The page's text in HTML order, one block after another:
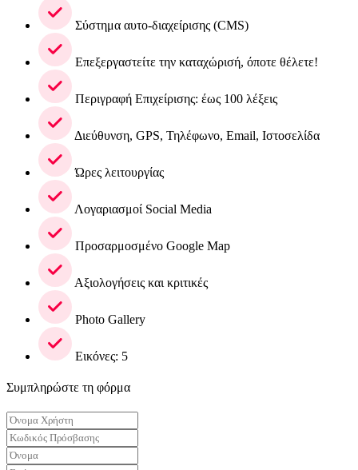
Σύστημα αυτο-διαχείρισης (CMS)
Επεξεργαστείτε την καταχώρισή, όποτε θέλετε!
Περιγραφή Επιχείρισης: έως 100 λέξεις
Διεύθυνση, GPS, Τηλέφωνο, Email, Ιστοσελίδα
Ώρες λειτουργίας
Λογαριασμοί Social Media
Προσαρμοσμένο Google Map
Αξιολογήσεις και κριτικές
Photo Gallery
Εικόνες: 5
Συμπληρώστε τη φόρμα